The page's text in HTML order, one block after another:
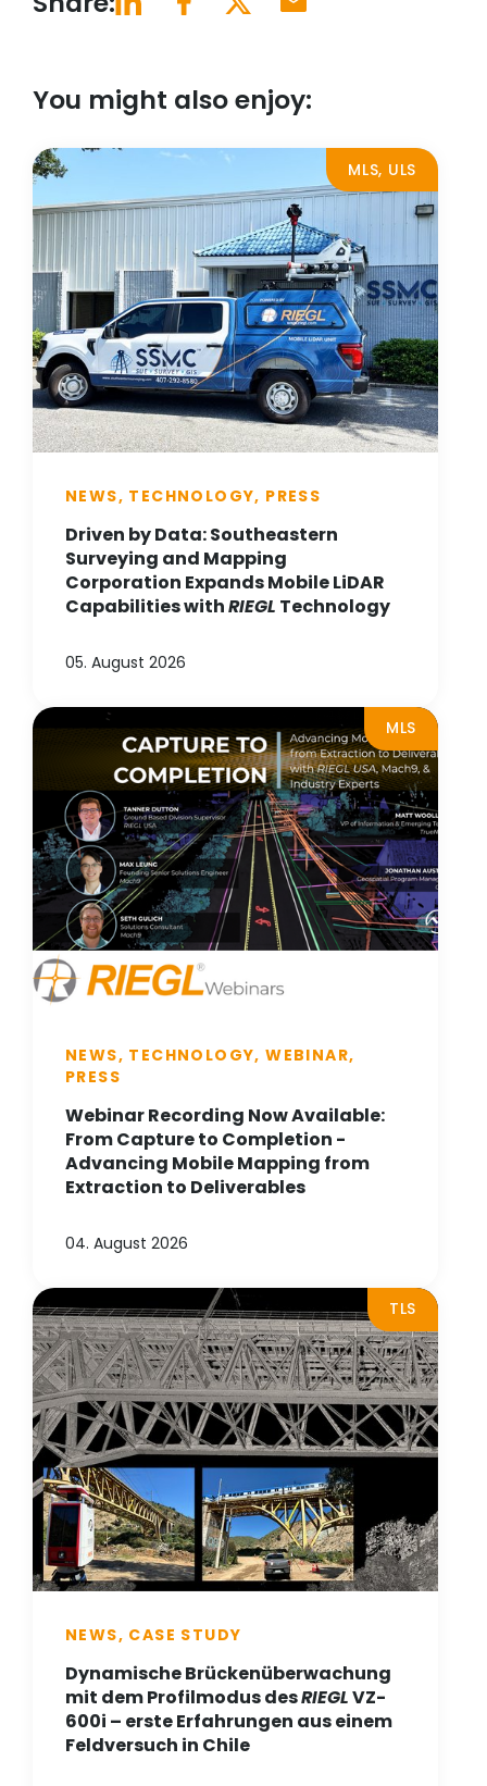
You might also enjoy:
MLS, ULS
NEWS, TECHNOLOGY, PRESS
Driven by Data: Southeastern
Surveying and Mapping
Corporation Expands Mobile LiDAR
Capabilities withRIEGL Technology
05. August 2026
MLS
NEWS, TECHNOLOGY, WEBINAR,
PRESS
Webinar Recording Now Available:
From Capture to Completion -
Advancing Mobile Mapping from
Extraction to Deliverables
04. August 2026
TLS
NEWS, CASE STUDY
Dynamische Brückenüberwachung
mit dem Profilmodus desRIEGLVZ-
600i – erste Erfahrungen aus einem
Feldversuch in Chile